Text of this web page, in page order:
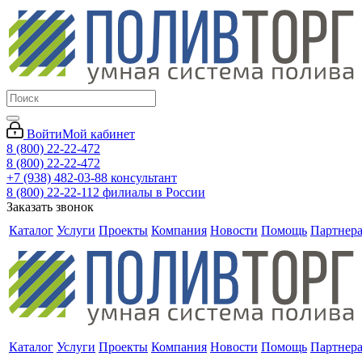
ВойтиМой кабинет
8 (800) 22-22-472
8 (800) 22-22-472
+7 (938) 482-03-88 консультант
8 (800) 22-22-112 филиалы в России
Заказать звонок
Каталог Услуги Проекты Компания Новости Помощь
Каталог Услуги Проекты Компания Новости Помощь